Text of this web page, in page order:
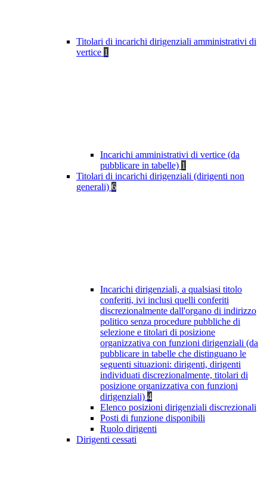
Titolari di incarichi dirigenziali amministrativi di
vertice 1
Incarichi amministrativi di vertice (da
pubblicare in tabelle) 1
Titolari di incarichi dirigenziali (dirigenti non
generali) 6
Incarichi dirigenziali, a qualsiasi titolo
conferiti, ivi inclusi quelli conferiti
discrezionalmente dall'organo di indirizzo
politico senza procedure pubbliche di
selezione e titolari di posizione
organizzativa con funzioni dirigenziali (da
pubblicare in tabelle che distinguano le
seguenti situazioni: dirigenti, dirigenti
individuati discrezionalmente, titolari di
posizione organizzativa con funzioni
dirigenziali) 4
Elenco posizioni dirigenziali discrezionali
Posti di funzione disponibili
Ruolo dirigenti
Dirigenti cessati